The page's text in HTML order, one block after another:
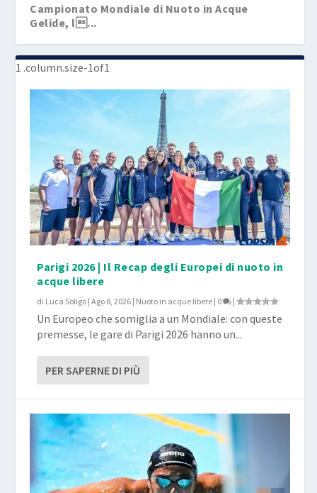
Campionato Mondiale di Nuoto in Acque
Gelide, l...
Parigi 2026 | Il Recap degli Europei di nuoto in
acque libere
di Luca Soligo |Ago 8, 2026 | Nuoto in acque libere | 0 |
Un Europeo che somiglia a un Mondiale: con queste
premesse, le gare di Parigi 2026 hanno un...
PER SAPERNE DI PIÙ